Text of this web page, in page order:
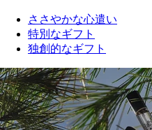
ささやかな心遣い
特別なギフト
独創的なギフト